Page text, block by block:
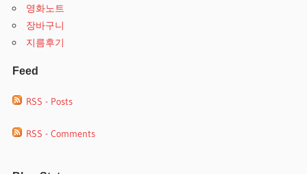
영화노트
장바구니
지름후기
Feed
RSS - Posts
RSS - Comments